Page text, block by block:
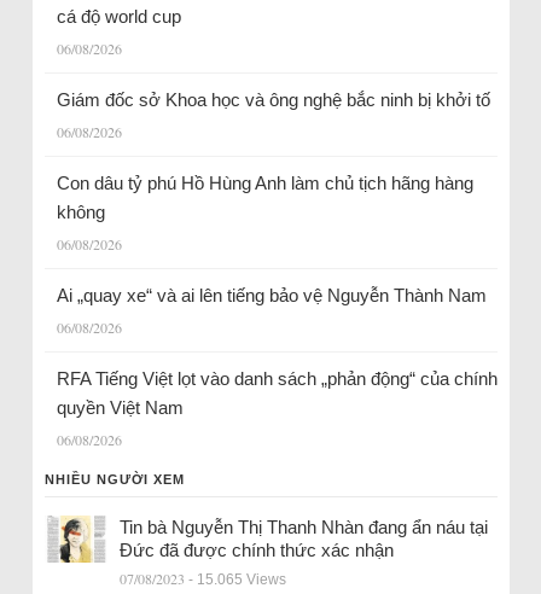
cá độ world cup
06/08/2026
Giám đốc sở Khoa học và ông nghệ bắc ninh bị khởi tố
06/08/2026
Con dâu tỷ phú Hồ Hùng Anh làm chủ tịch hãng hàng
không
06/08/2026
Ai „quay xe“ và ai lên tiếng bảo vệ Nguyễn Thành Nam
06/08/2026
RFA Tiếng Việt lọt vào danh sách „phản động“ của chính
quyền Việt Nam
06/08/2026
NHIỀU NGƯỜI XEM
Tin bà Nguyễn Thị Thanh Nhàn đang ẩn náu tại
Đức đã được chính thức xác nhận
07/08/2023 - 15.065 Views